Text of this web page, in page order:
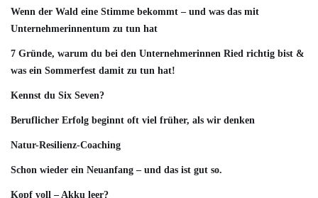
Wenn der Wald eine Stimme bekommt – und was das mit
Unternehmerinnentum zu tun hat
7 Gründe, warum du bei den Unternehmerinnen Ried richtig bist &
was ein Sommerfest damit zu tun hat!
Kennst du Six Seven?
Beruflicher Erfolg beginnt oft viel früher, als wir denken
Natur-Resilienz-Coaching
Schon wieder ein Neuanfang – und das ist gut so.
Kopf voll – Akku leer?